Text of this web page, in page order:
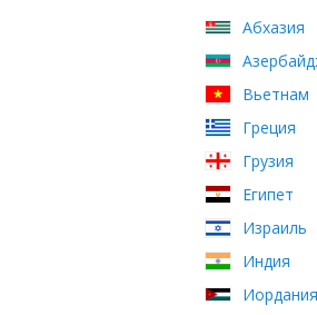
Абхазия
Вьетнам
Греция
Грузия
Египет
Израиль
Индия
Иордания